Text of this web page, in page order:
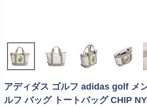
アディダス ゴルフ adidas golf メ
ルフ バッグ トートバッグ CHIP